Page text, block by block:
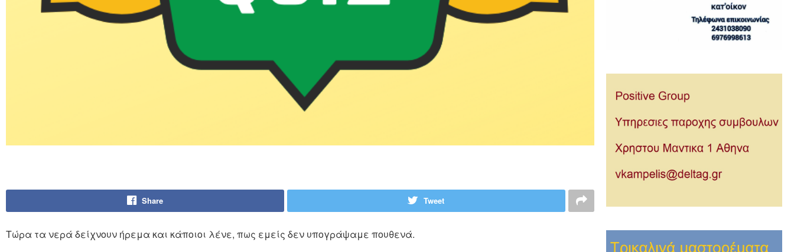
Share Tweet
Τώρα τα νερά δείχνουν ήρεμα και κάποιοι λένε, πως εμείς δεν υπογράψαμε πουθενά.